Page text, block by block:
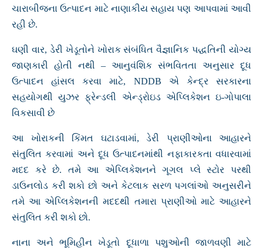
ચારાબીજના ઉત્પાદન માટે નાણાકીય સહાય પણ આપવામાં આવી
રહી છે.
ઘણી વાર, ડેરી ખેડૂતોને ખોરાક સંબંધિત વૈજ્ઞાનિક પદ્ધતિની યોગ્ય
જાણકારી હોતી નથી – આનુવંશિક સંભવિતતા અનુસાર દૂધ
ઉત્પાદન હાંસલ કરવા માટે, NDDB એ કેન્દ્ર સરકારના
સહયોગથી યુઝર ફ્રેન્ડલી એન્ડ્રોઇડ એપ્લિકેશન ઇ-ગોપાલા
વિકસાવી છે
આ ખોરાકની કિંમત ઘટાડવામાં, ડેરી પ્રાણીઓના આહારને
સંતુલિત કરવામાં અને દૂધ ઉત્પાદનમાંથી નફાકારકતા વધારવામાં
મદદ કરે છે. તમે આ એપ્લિકેશનને ગૂગલ પ્લે સ્ટોર પરથી
ડાઉનલોડ કરી શકો છો અને કેટલાક સરળ પગલાંઓ અનુસરીને
તમે આ એપ્લિકેશનની મદદથી તમારા પ્રાણીઓ માટે આહારને
સંતુલિત કરી શકો છો.
નાના અને ભૂમિહીન ખેડૂતો દૂધાળા પશુઓની જાળવણી માટે